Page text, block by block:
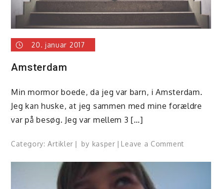
20. januar 2017
Amsterdam
Min mormor boede, da jeg var barn, i Amsterdam.
Jeg kan huske, at jeg sammen med mine forældre
var på besøg. Jeg var mellem 3 […]
Category:Artikler by kasper Leave a Commenton